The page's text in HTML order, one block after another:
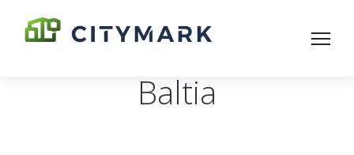
Baltia